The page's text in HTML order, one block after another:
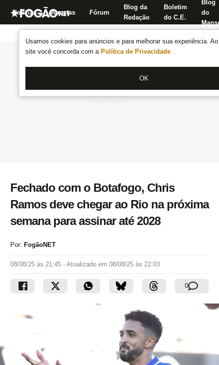
Usamos cookies para anúncios e para melhorar sua experiência.
site você concorda com a Política de Privacidade .
OK
Notícias Apostas Fórum
Blog da
Redação
Boletim
do C.E.
Blog
do
Fechado com o Botafogo, Chris
Ramos deve chegar ao Rio na próxima
semana para assinar até 2028
Por: FogãoNET
08/08/25 às 21:45 - Atualizado em 08/08/25 às 22:03
0